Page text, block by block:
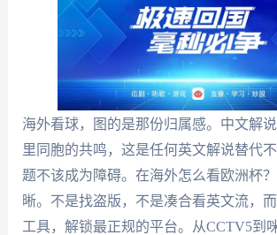
海外看球，图的是那份归属感。中文解
里同胞的共鸣，这是任何英文解说替代
题不该成为障碍。在海外怎么看欧洲杯
晰。不是找盗版，不是凑合看英文流，
工具，解锁最正规的平台。从CCTV5到